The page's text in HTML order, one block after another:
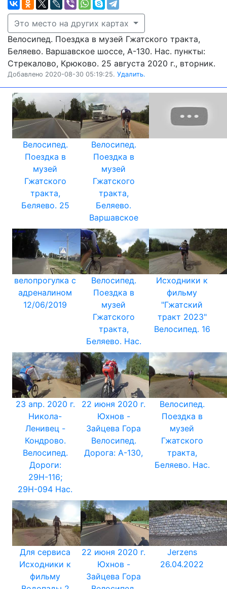
Это место на других картах
Велосипед. Поездка в музей Гжатского тракта,
Беляево. Варшавское шоссе, А-130. Нас. пункты:
Стрекалово, Крюково. 25 августа 2020 г., вторник.
Добавлено 2020-08-30 05:19:25. Удалить.
Велосипед.
Поездка в
музей
Гжатского
тракта,
Беляево. 25
Велосипед.
Поездка в
музей
Гжатского
тракта,
Беляево.
Варшавское
велопрогулка с
адреналином
12/06/2019
Велосипед.
Поездка в
музей
Гжатского
тракта,
Беляево. Нас.
Исходники к
фильму
"Гжатский
тракт 2023"
Велосипед. 16
23 апр. 2020 г.
Никола-
Ленивец -
Кондрово.
Велосипед.
Дороги:
29Н-116;
29Н-094 Нас.
22 июня 2020 г.
Юхнов -
Зайцева Гора
Велосипед.
Дорога: А-130,
Велосипед.
Поездка в
музей
Гжатского
тракта,
Беляево. Нас.
Для сервиса
Исходники к
фильму
22 июня 2020 г.
Юхнов -
Зайцева Гора
Jerzens
26.04.2022